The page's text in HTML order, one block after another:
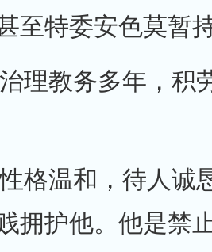
至特委安色莫暂
理教务多年，积
格温和，待人诚
拥护他。他是禁